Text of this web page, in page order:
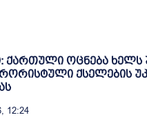
ქართული ოცნება ხელს
ქსელების
12:24